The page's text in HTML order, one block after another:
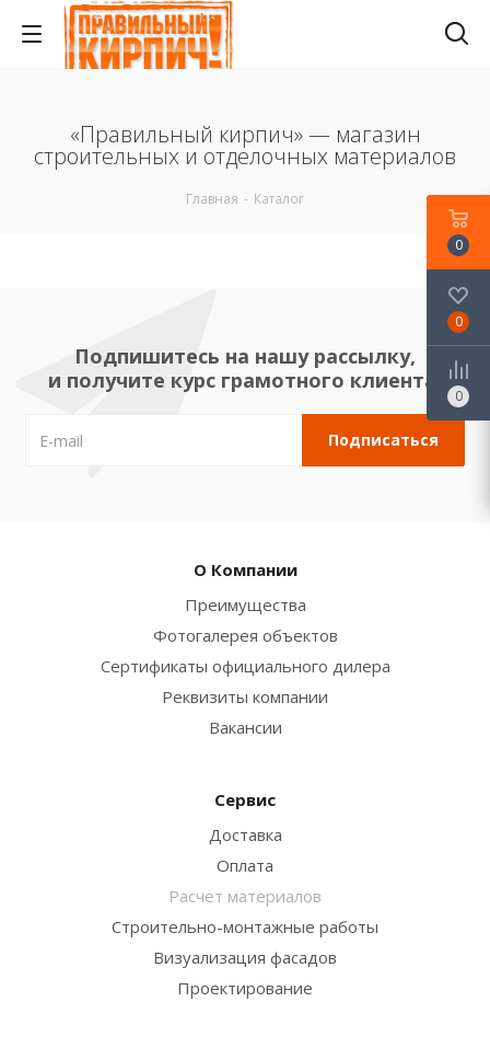
«Правильный кирпич» — магазин
строительных и отделочных материалов
Главная - Каталог
Подпишитесь на нашу рассылку,
и получите курс грамотного клиента!
О Компании
Преимущества
Фотогалерея объектов
Сертификаты официального дилера
Реквизиты компании
Вакансии
Сервис
Доставка
Оплата
Расчет материалов
Строительно-монтажные работы
Визуализация фасадов
Проектирование
0
0
0